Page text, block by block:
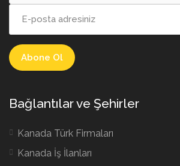
Bağlantılar ve Şehirler
Kanada Türk Firmaları
Kanada İş İlanları